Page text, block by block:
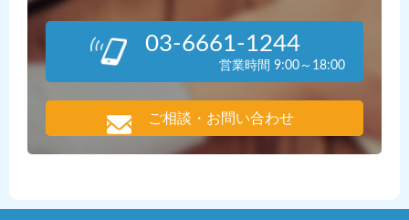
03-6661-1244
営業時間 9:00～18:00
ご相談・お問い合わせ